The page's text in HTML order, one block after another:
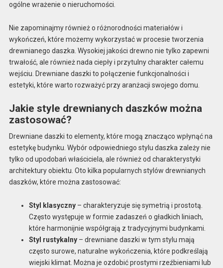
ogólne wrażenie o nieruchomości.
Nie zapominajmy również o różnorodności materiałów i
wykończeń, które możemy wykorzystać w procesie tworzenia
drewnianego daszka. Wysokiej jakości drewno nie tylko zapewni
trwałość, ale również nada ciepły i przytulny charakter całemu
wejściu. Drewniane daszki to połączenie funkcjonalności i
estetyki, które warto rozważyć przy aranżacji swojego domu.
Jakie style drewnianych daszków można
zastosować?
Drewniane daszki to elementy, które mogą znacząco wpłynąć na
estetykę budynku. Wybór odpowiedniego stylu daszka zależy nie
tylko od upodobań właściciela, ale również od charakterystyki
architektury obiektu. Oto kilka popularnych stylów drewnianych
daszków, które można zastosować:
Styl klasyczny– charakteryzuje się symetrią i prostotą.
Często występuje w formie zadaszeń o gładkich liniach,
które harmonijnie współgrają z tradycyjnymi budynkami.
Styl rustykalny– drewniane daszki w tym stylu mają
często surowe, naturalne wykończenia, które podkreślają
wiejski klimat. Można je ozdobić prostymi rzeźbieniami lub